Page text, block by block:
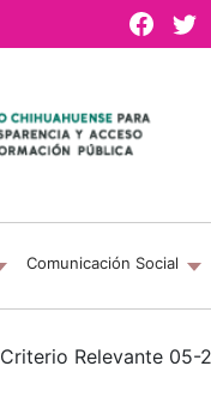
Comunicación Social
Criterio Relevante 05-